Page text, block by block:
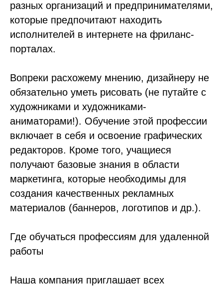
разных организаций и предпринимателями,
которые предпочитают находить
исполнителей в интернете на фриланс-
порталах.
Вопреки расхожему мнению, дизайнеру не
обязательно уметь рисовать (не путайте с
художниками и художниками-
аниматорами!). Обучение этой профессии
включает в себя и освоение графических
редакторов. Кроме того, учащиеся
получают базовые знания в области
маркетинга, которые необходимы для
создания качественных рекламных
материалов (баннеров, логотипов и др.).
Где обучаться профессиям для удаленной
работы
Наша компания приглашает всех